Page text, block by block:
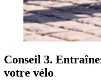
Conseil 3.
votre vélo